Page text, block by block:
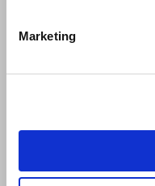
Marketing